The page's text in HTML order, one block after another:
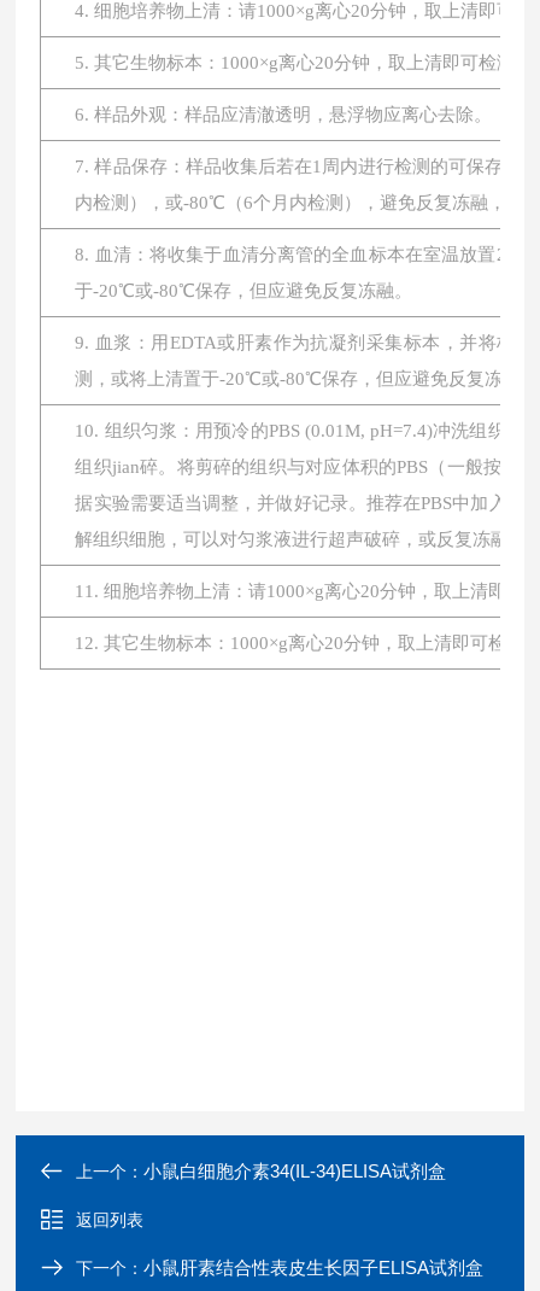
4. 细胞培养物上清：请1000×g离心20分钟，取上清即可
5. 其它生物标本：1000×g离心20分钟，取上清即可检测。
6. 样品外观：样品应清澈透明，悬浮物应离心去除。
7. 样品保存：样品收集后若在1周内进行检测的可保存
内检测），或-80℃（6个月内检测），避免反复冻融，标
8. 血清：将收集于血清分离管的全血标本在室温放置2小
于-20℃或-80℃保存，但应避免反复冻融。
9. 血浆：用EDTA或肝素作为抗凝剂采集标本，并将标
测，或将上清置于-20℃或-80℃保存，但应避免反复冻融。
10. 组织匀浆：用预冷的PBS (0.01M, pH=7.4)冲洗组织
组织jian碎。将剪碎的组织与对应体积的PBS（一般按
据实验需要适当调整，并做好记录。推荐在PBS中加入
解组织细胞，可以对匀浆液进行超声破碎，或反复冻融。
11. 细胞培养物上清：请1000×g离心20分钟，取上清即
12. 其它生物标本：1000×g离心20分钟，取上清即可检测
上一个：小鼠白细胞介素34(IL-34)ELISA试剂盒
返回列表
下一个：小鼠肝素结合性表皮生长因子ELISA试剂盒